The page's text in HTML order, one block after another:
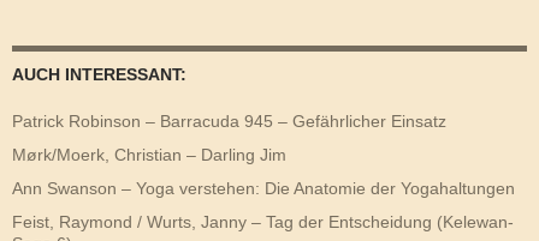
AUCH INTERESSANT:
Patrick Robinson – Barracuda 945 – Gefährlicher Einsatz
Mørk/Moerk, Christian – Darling Jim
Ann Swanson – Yoga verstehen: Die Anatomie der Yogahaltungen
Feist, Raymond / Wurts, Janny – Tag der Entscheidung (Kelewan-